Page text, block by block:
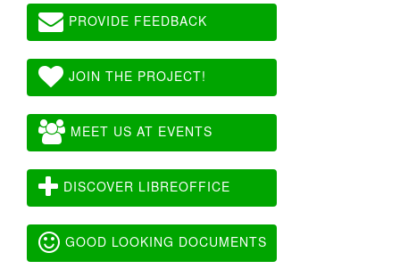
PROVIDE FEEDBACK
JOIN THE PROJECT!
MEET US AT EVENTS
DISCOVER LIBREOFFICE
GOOD LOOKING DOCUMENTS